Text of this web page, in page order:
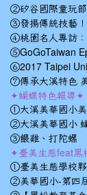
②矽谷國際童玩
③發揚傳統技藝
④桃園名人專訪
⑤GoGoTaiwan
⑥2017 Taipei
⑦傳承大溪特色
✦蝴蝶特色報導✦
①大溪美華國小
②大溪美華國小
③餵雞、打陀螺
✦臺美生態feat黑
①臺美生態學校
②美華國小-第四